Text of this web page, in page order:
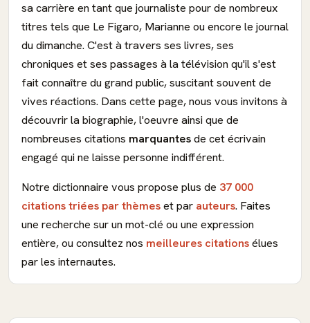
sa carrière en tant que journaliste pour de nombreux
titres tels que Le Figaro, Marianne ou encore le journal
du dimanche. C'est à travers ses livres, ses
chroniques et ses passages à la télévision qu'il s'est
fait connaître du grand public, suscitant souvent de
vives réactions. Dans cette page, nous vous invitons à
découvrir la biographie, l'oeuvre ainsi que de
nombreuses citations marquantesde cet écrivain
engagé qui ne laisse personne indifférent.
Notre dictionnaire vous propose plus de 37 000
citations triées par thèmeset par auteurs. Faites
une recherche sur un mot-clé ou une expression
entière, ou consultez nos meilleures citationsélues
par les internautes.